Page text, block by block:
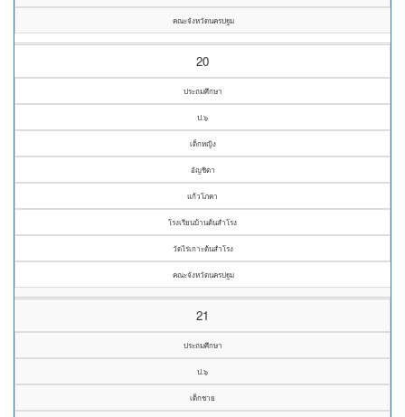
คณะจังหวัดนครปฐม
20
ประถมศึกษา
ป.๖
เด็กหญิง
อัญชิตา
แก้วโภคา
โรงเรียนบ้านต้นสำโรง
วัดไร่เกาะต้นสำโรง
คณะจังหวัดนครปฐม
21
ประถมศึกษา
ป.๖
เด็กชาย